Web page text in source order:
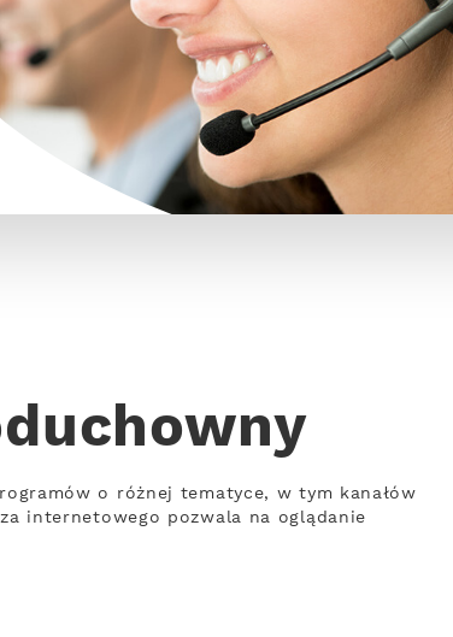
o różnej tematyce, w tym kanałów
internetowego pozwala na oglądanie